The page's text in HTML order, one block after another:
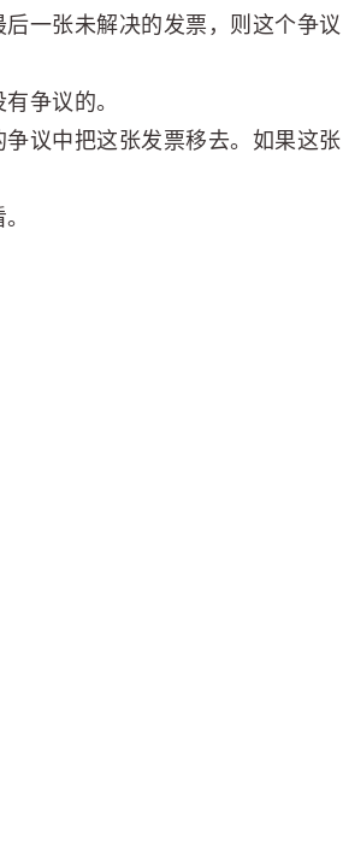
一张未解决的发票，则这个争议
争议的。
议中把这张发票移去。如果这张